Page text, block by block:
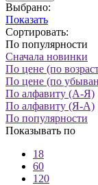
Выбрано:
Показать
Сортировать:
По популярности
Сначала новинки
По цене (по
По цене (по
По алфавиту (А-Я)
По алфавиту (Я-А)
По популярности
Показывать по
18
60
120